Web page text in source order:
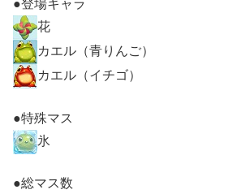
●登場キャラ
花
カエル（青りんご）
カエル（イチゴ）
●特殊マス
氷
●総マス数